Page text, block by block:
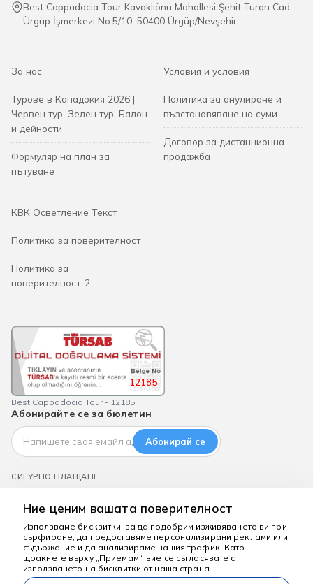
Best Cappadocia Tour Kavaklıönü Mahallesi Şehit Turan Cad.
Ürgüp İşmerkezi No:5/10, 50400 Ürgüp/Nevşehir
За нас
Турове в Кападокия 2026 |
Червен тур, Зелен тур, Балон
и дейности
Формуляр на план за
пътуване
Условия и условия
Политика за анулиране и
възстановяване на суми
Договор за дистанционна
продажба
КВК Осветление Текст
Политика за поверителност
Политика за
поверителност-2
12185
Best Cappadocia Tour - 12185
Абонирайте се за бюлетин
Абонирай се
СИГУРНО ПЛАЩАНЕ
Ние ценим вашата поверителност
Използваме бисквитки, за да подобрим изживяването ви при
сърфиране, да предоставяме персонализирани реклами или
съдържание и да анализираме нашия трафик. Като
щракнете върху „Приемам“, вие се съгласявате с
използването на бисквитки от наша страна.
Тук сме, за да
помогнем